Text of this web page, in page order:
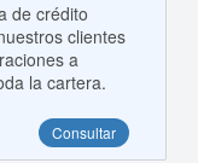
de crédito
clientes
a
la cartera.
Consultar